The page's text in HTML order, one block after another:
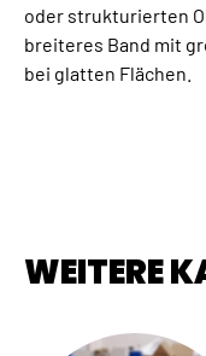
oder strukturierten
breiteres Band mit
bei glatten Flächen.
WEITERE